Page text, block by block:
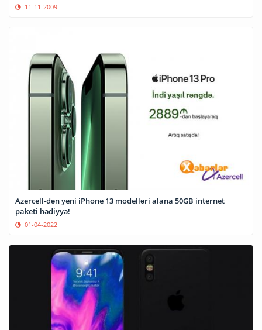
11-11-2009
Azercell-dən yeni iPhone 13 modelləri alana 50GB internet
paketi hədiyyə!
01-04-2022